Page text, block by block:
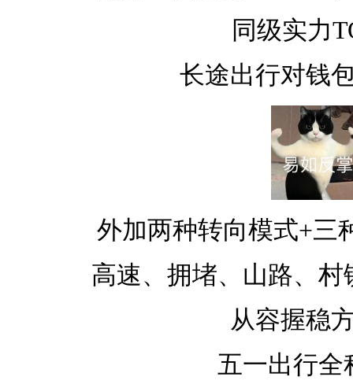
同级实力
长途出行对钱
外加两种转向模式+三
高速、拥堵、山路、
从容握稳
五一出行全